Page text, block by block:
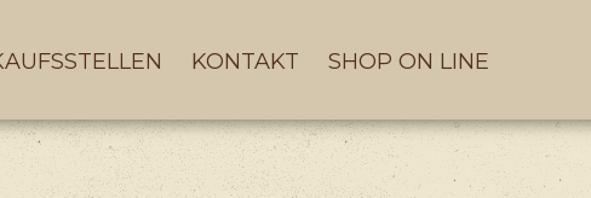
KONTAKT SHOP ON LINE